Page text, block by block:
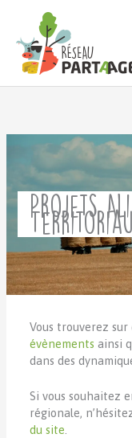
contenu
Projets
Vous trouverez
évènements ainsi
dans des
Si vous souhaitez
régionale,
du site